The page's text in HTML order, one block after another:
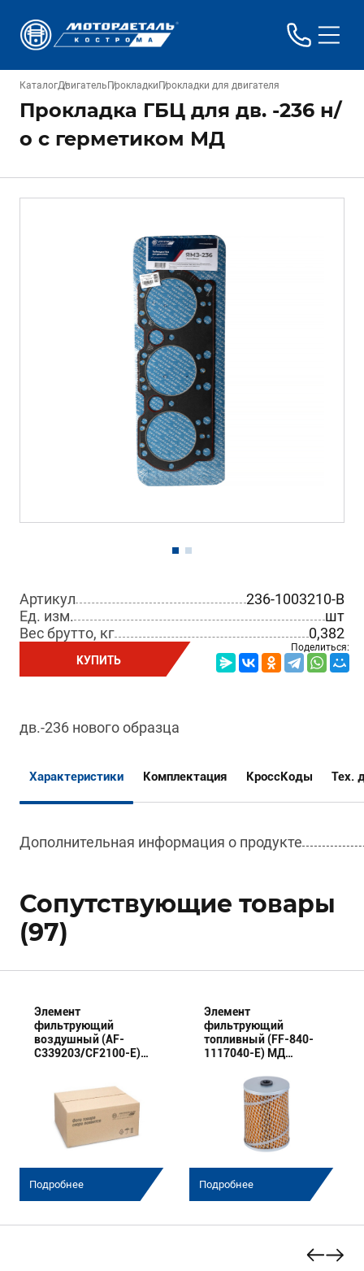
КаталогДвигатель Прокладки Прокладки для двигателя
Прокладка ГБЦ для дв. -236 н/
о с герметиком МД
Артикул
236-1003210-В
Ед. изм.
шт
Вес брутто, кг
0,382
КУПИТЬ
Поделиться:
дв.-236 нового образца
Характеристики Комплектация КроссКоды Тех.
Дополнительная информация о продукте
Сопутствующие товары
(97)
Элемент
фильтрующий
воздушный (AF-
C339203/CF2100-E)
Подробнее
Элемент
фильтрующий
топливный (FF-840-
1117040-E) МД
Подробнее